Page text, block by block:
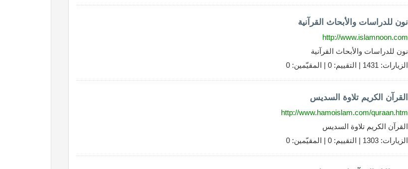
نون للدراسات والأبحاث القرآنية
http://www.islamnoon.com
نون للدراسات والأبحاث القرآنية
الزيارات: 1431 | التقييم: 0 | المقيّمين: 0
القرآن الكريم تلاوة السديس
http://www.hamoislam.com/quraan.htm
القرآن الكريم تلاوة السديس
الزيارات: 1303 | التقييم: 0 | المقيّمين: 0